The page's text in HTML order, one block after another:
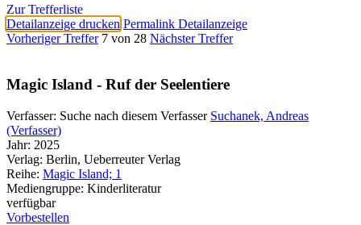
Zur Trefferliste
Detailanzeige drucken Permalink Detailanzeige
Vorheriger Treffer 7 von 28 Nächster Treffer
Magic Island - Ruf der Seelentiere
Verfasser: Suche nach diesem Verfasser Suchanek, Andreas
(Verfasser)
Jahr: 2025
Verlag: Berlin, Ueberreuter Verlag
Reihe: Magic Island; 1
Mediengruppe: Kinderliteratur
verfügbar
Vorbestellen